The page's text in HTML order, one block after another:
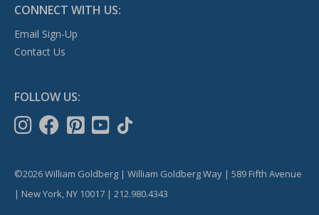
CONNECT WITH US:
Email Sign-Up
Contact Us
FOLLOW US:
©2026 William Goldberg | William Goldberg Way | 589 Fifth Avenue
| New York, NY 10017 | 212.980.4343